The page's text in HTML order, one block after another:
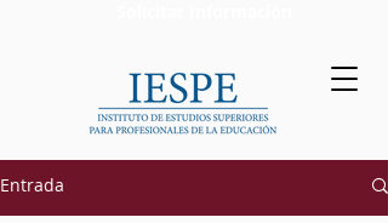
Entrada